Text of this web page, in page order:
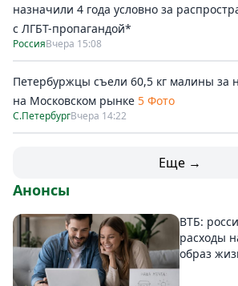
назначили 4 года условно за
с ЛГБТ-пропагандой*
РоссияВчера 15:08
Петербуржцы съели 60,5 кг малины за
на Московском рынке 5 Фото
С.ПетербургВчера 14:22
Еще →
Анонсы
ВТБ:
расходы
образ